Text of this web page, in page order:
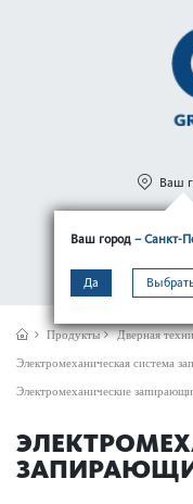
Ваш город – Санкт-
Да
Ваш
МЕНЮ
Продукты Дверная
Электромеханическая система
Электромеханические